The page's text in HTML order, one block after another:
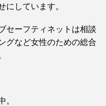
にしています。
セーフティネットは相談
グなど女性のための総合
。